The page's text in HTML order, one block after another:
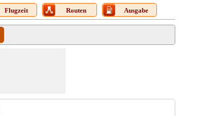
Flugzeit Routen Ausgabe